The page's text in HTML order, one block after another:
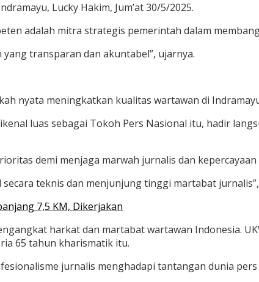
Lucky Hakim, Jum’at 30/5/2025.
adalah mitra strategis pemerintah dalam
transparan dan akuntabel”, ujarnya.
nyata meningkatkan kualitas wartawan di
luas sebagai Tokoh Pers Nasional itu, hadir
demi menjaga marwah jurnalis dan
teknis dan menjunjung tinggi martabat
7,5 KM, Dikerjakan
harkat dan martabat wartawan Indonesia.
65 tahun kharismatik itu.
jurnalis menghadapi tantangan dunia